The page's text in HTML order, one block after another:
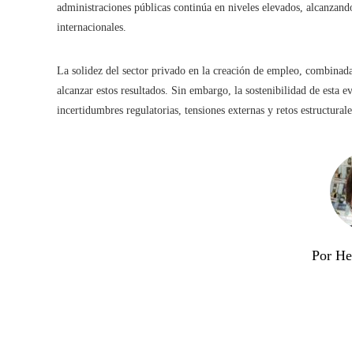
administraciones públicas continúa en niveles elevados,
internacionales.
La solidez del sector privado en la creación de empleo,
alcanzar estos resultados. Sin embargo, la sostenibilidad de esta
incertidumbres regulatorias, tensiones externas y retos
Por